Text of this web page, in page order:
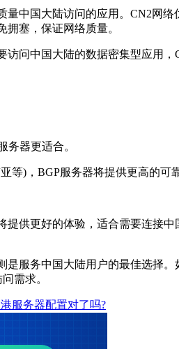
国大陆访问的应用。CN2网络
塞，保证网络质量。
中国大陆的数据密集型应用，
器更适合。
)，BGP服务器将提供更高的可靠
更好的体验，适合需要连接中
务中国大陆用户的最佳选择。
需求。
服务器配置对了吗?